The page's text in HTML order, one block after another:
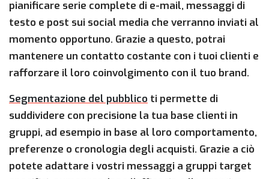
pianificare serie complete di e-mail, messaggi di
testo e post sui social media che verranno inviati al
momento opportuno. Grazie a questo, potrai
mantenere un contatto costante con i tuoi clienti e
rafforzare il loro coinvolgimento con il tuo brand.
Segmentazione del pubblico ti permette di
suddividere con precisione la tua base clienti in
gruppi, ad esempio in base al loro comportamento,
preferenze o cronologia degli acquisti. Grazie a ciò
potete adattare i vostri messaggi a gruppi target